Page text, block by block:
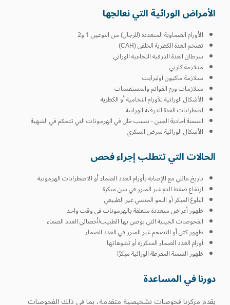
الأمراض الوراثية التي نعالجها
الأورام الصماوية المتعددة (للرجال) من النوعين 1 و2
تضخم الغدة الكظرية الخلقي (CAH)
سرطان الغدة الدرقية النخاعية الوراثي
متلازمة كارني
متلازمة ماكيون أولبرايت
متلازمات ورم القواتم والمستقتمات
الأشكال الوراثية للأورام النخامية أو الكظرية
اضطرابات الغدة الدرقية الوراثية
السمنة أحادية الجين - بسبب خلل في الهرمونات التي تتحكم في الشهية
الأشكال الوراثية لمرض السكري
الحالات التي تتطلب إجراء فحص
تاريخ عائلي مع الإصابة بأورام الغدد الصماء أو الاضطرابات الهرمونية
ارتفاع ضغط الدم غير المبرر في سن مبكرة
البلوغ المبكر أو النمو الجنسي غير الطبيعي
ظهور أعراض متعددة متعلقة بالهرمونات في وقت واحد
الفحوصات الجينية التي يوصي بها الطبيب/أخصائي الغدد الصماء
ظهور كتل أو التضخم غير المبرر في الغدد الصماء
أورام الغدد الصماء المتكررة أو تشوهاتها
ظهور السمنة المفرطة الوراثية مبكرًا
دورنا في المساعدة
يقدم مركزنا فحوصات تشخيصية متقدمة، بما في ذلك الفحوصات